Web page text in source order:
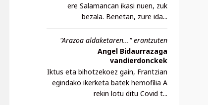
ere Salamancan ikasi nuen, zuk
bezala. Benetan, zure ida...
"Arazoa aldaketaren..." erantzuten
Angel Bidaurrazaga
vandierdonckek
Iktus eta bihotzekoez gain, Frantzian
egindako ikerketa batek hemofilia A
rekin lotu ditu Covid t...